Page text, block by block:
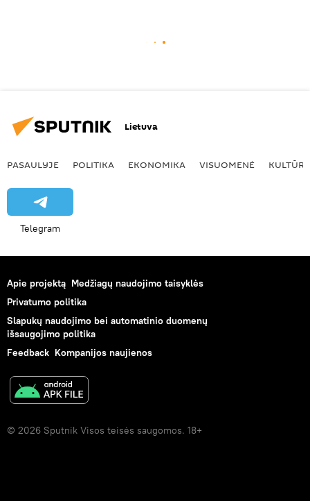
Lietuva
PASAULYJE POLITIKA EKONOMIKA VISUOMENĖ KULTŪRA
Telegram
Apie projektą Medžiagų naudojimo taisyklės
Privatumo politika
Slapukų naudojimo bei automatinio duomenų
išsaugojimo politika
Feedback Kompanijos naujienos
© 2026 Sputnik Visos teisės saugomos. 18+